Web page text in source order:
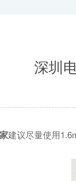
深圳
建议尽量使用